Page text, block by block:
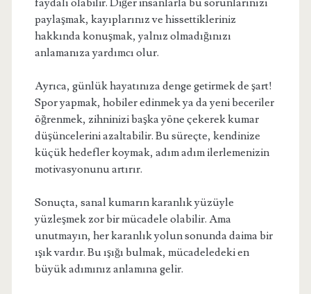
faydalı olabilir. Diğer insanlarla bu sorunlarınızı
paylaşmak, kayıplarınız ve hissettikleriniz
hakkında konuşmak, yalnız olmadığınızı
anlamanıza yardımcı olur.
Ayrıca, günlük hayatınıza denge getirmek de şart!
Spor yapmak, hobiler edinmek ya da yeni beceriler
öğrenmek, zihninizi başka yöne çekerek kumar
düşüncelerini azaltabilir. Bu süreçte, kendinize
küçük hedefler koymak, adım adım ilerlemenizin
motivasyonunu artırır.
Sonuçta, sanal kumarın karanlık yüzüyle
yüzleşmek zor bir mücadele olabilir. Ama
unutmayın, her karanlık yolun sonunda daima bir
ışık vardır. Bu ışığı bulmak, mücadeledeki en
büyük adımınız anlamına gelir.